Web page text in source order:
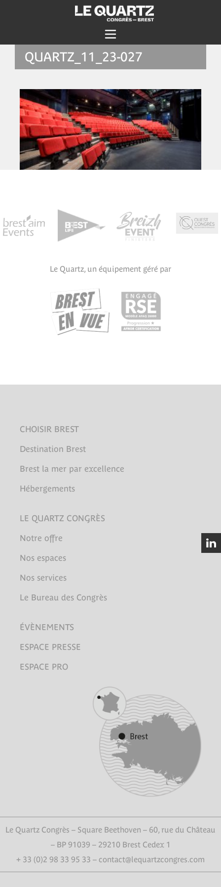
QUARTZ_11_23-027
Le Quartz, un équipement géré par
CHOISIR BREST
Destination Brest
Brest la mer par excellence
Hébergements
LE QUARTZ CONGRÈS
Notre offre
Nos espaces
Nos services
Le Bureau des Congrès
ÉVÈNEMENTS
ESPACE PRESSE
ESPACE PRO
Le Quartz Congrès – Square Beethoven – 60, rue du Château
– BP 91039 – 29210 Brest Cedex 1
+ 33 (0)2 98 33 95 33 – contact@lequartzcongres.com